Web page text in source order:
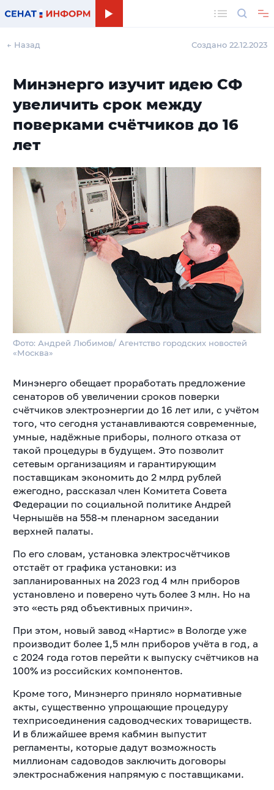
← Назад Создано 22.12.2023
Минэнерго изучит идею СФ
увеличить срок между
поверками счётчиков до 16
лет
Фото: Андрей Любимов/ Агентство городских новостей
«Москва»
Минэнерго обещает проработать предложение
сенаторов об увеличении сроков поверки
счётчиков электроэнергии до 16 лет или, с учётом
того, что сегодня устанавливаются современные,
умные, надёжные приборы, полного отказа от
такой процедуры в будущем. Это позволит
сетевым организациям и гарантирующим
поставщикам экономить до 2 млрд рублей
ежегодно, рассказал член Комитета Совета
Федерации по социальной политике Андрей
Чернышёв на 558-м пленарном заседании
верхней палаты.
По его словам, установка электросчётчиков
отстаёт от графика установки: из
запланированных на 2023 год 4 млн приборов
установлено и поверено чуть более 3 млн. Но на
это «есть ряд объективных причин».
При этом, новый завод «Нартис» в Вологде уже
производит более 1,5 млн приборов учёта в год, а
с 2024 года готов перейти к выпуску счётчиков на
100% из российских компонентов.
Кроме того, Минэнерго приняло нормативные
акты, существенно упрощающие процедуру
техприсоединения садоводческих товариществ.
И в ближайшее время кабмин выпустит
регламенты, которые дадут возможность
миллионам садоводов заключить договоры
электроснабжения напрямую с поставщиками.